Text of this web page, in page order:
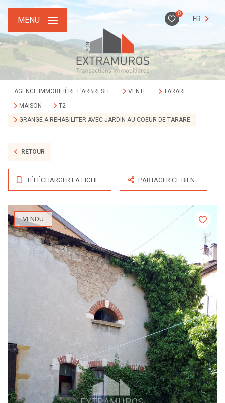
0
FR
MENU
AGENCE IMMOBILIÈRE L'ARBRESLE VENTE
TARARE
MAISON
T2
GRANGE A REHABILITER AVEC JARDIN AU COEUR DE TARARE
RETOUR
TÉLÉCHARGER LA FICHE PARTAGER CE BIEN
VENDU